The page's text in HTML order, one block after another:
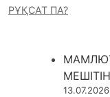
РҰҚСАТ ПА?
13.07.2026